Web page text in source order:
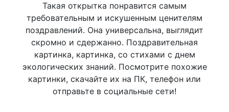
Такая открытка понравится самым
требовательным и искушенным ценителям
поздравлений. Она универсальна, выглядит
скромно и сдержанно. Поздравительная
картинка, картинка, со стихами с днем
экологических знаний. Посмотрите похожие
картинки, скачайте их на ПК, телефон или
отправьте в социальные сети!